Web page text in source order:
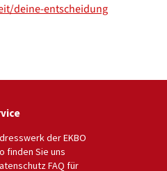
deine-entscheidung
der EKBO
finden Sie uns
FAQ für